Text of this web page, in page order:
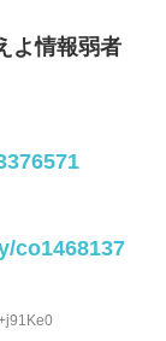
よ情報弱者
co1468137